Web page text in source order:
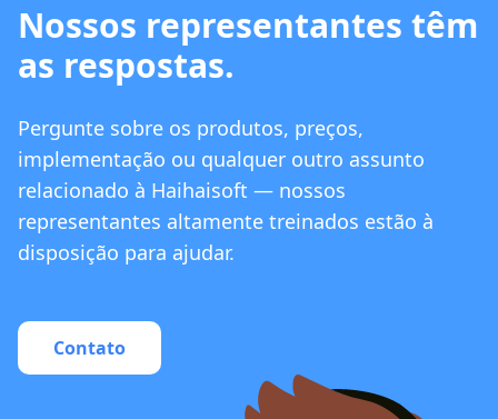
Nossos representantes têm
as respostas.
Pergunte sobre os produtos, preços,
implementação ou qualquer outro assunto
relacionado à Haihaisoft — nossos
representantes altamente treinados estão à
disposição para ajudar.
Contato